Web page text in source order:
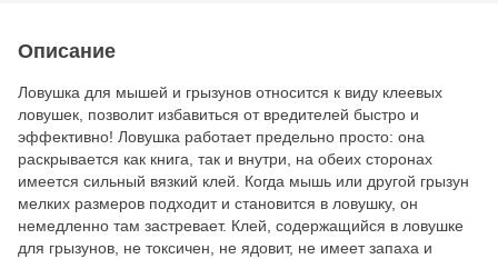
Описание
Ловушка для мышей и грызунов относится к виду клеевых
ловушек, позволит избавиться от вредителей быстро и
эффективно! Ловушка работает предельно просто: она
раскрывается как книга, так и внутри, на обеих сторонах
имеется сильный вязкий клей. Когда мышь или другой грызун
мелких размеров подходит и становится в ловушку, он
немедленно там застревает. Клей, содержащийся в ловушке
для грызунов, не токсичен, не ядовит, не имеет запаха и